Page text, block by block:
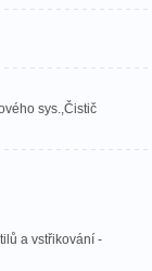
sys.,Čistič
a vstřikování -